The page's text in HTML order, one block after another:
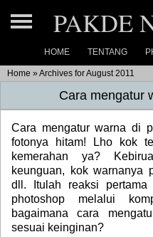
Home
Photoshop
Ukuran Photo »
Link
Link
Photoshop dasar
Photoshop basic »
Link
Product Link
Product (1)
Product (2)
Product Catalog
Our Maps
PAKDE
HOME TENTANG
Home » Archives for August 2011
Cara mengatur
Cara mengatur warna di
fotonya hitam! Lho kok
kemerahan ya?
keunguan, kok warnanya
dll. Itulah reaksi
photoshop melalui
bagaimana cara
sesuai keinginan?